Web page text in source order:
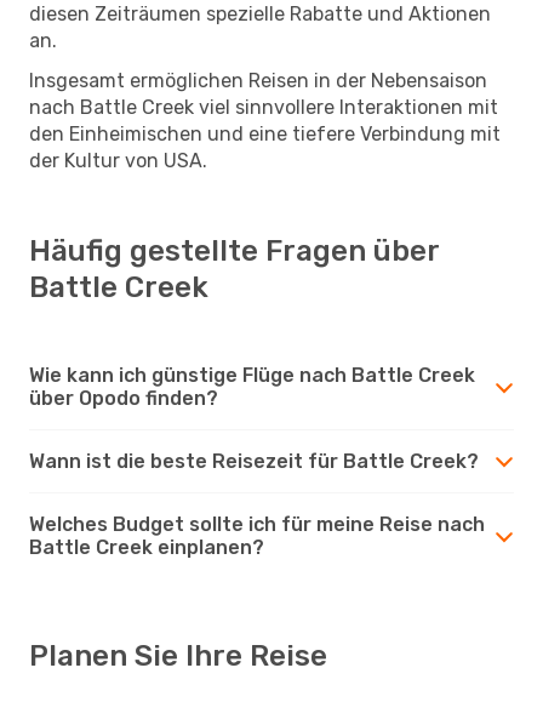
diesen Zeiträumen spezielle Rabatte und Aktionen
an.
Insgesamt ermöglichen Reisen in der Nebensaison
nach Battle Creek viel sinnvollere Interaktionen mit
den Einheimischen und eine tiefere Verbindung mit
der Kultur von USA.
Häufig gestellte Fragen über
Battle Creek
Wie kann ich günstige Flüge nach Battle Creek
über Opodo finden?
Wann ist die beste Reisezeit für Battle Creek?
Welches Budget sollte ich für meine Reise nach
Battle Creek einplanen?
Planen Sie Ihre Reise